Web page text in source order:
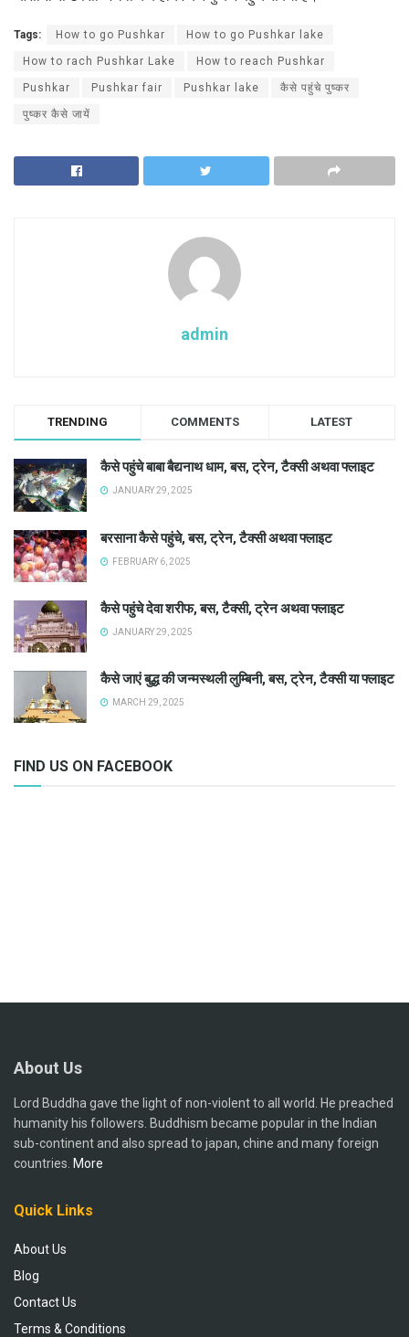
Tags: How to go Pushkar How to go Pushkar lake
How to rach Pushkar Lake How to reach Pushkar
Pushkar Pushkar fair Pushkar lake कैसे पहुंचे पुष्कर
पुष्कर कैसे जायें
admin
TRENDING COMMENTS LATEST
कैसे पहुंचे बाबा बैद्यनाथ धाम, बस, ट्रेन, टैक्सी अथवा फ्लाइट
JANUARY 29, 2025
बरसाना कैसे पहुंचे, बस, ट्रेन, टैक्सी अथवा फ्लाइट
FEBRUARY 6, 2025
कैसे पहुंचे देवा शरीफ, बस, टैक्सी, ट्रेन अथवा फ्लाइट
JANUARY 29, 2025
कैसे जाएं बुद्ध की जन्मस्थली लुम्बिनी, बस, ट्रेन, टैक्सी या फ्लाइट
MARCH 29, 2025
FIND US ON FACEBOOK
About Us
Lord Buddha gave the light of non-violent to all world. He preached
humanity his followers. Buddhism became popular in the Indian
sub-continent and also spread to japan, chine and many foreign
countries. More
Quick Links
About Us
Blog
Contact Us
Terms & Conditions